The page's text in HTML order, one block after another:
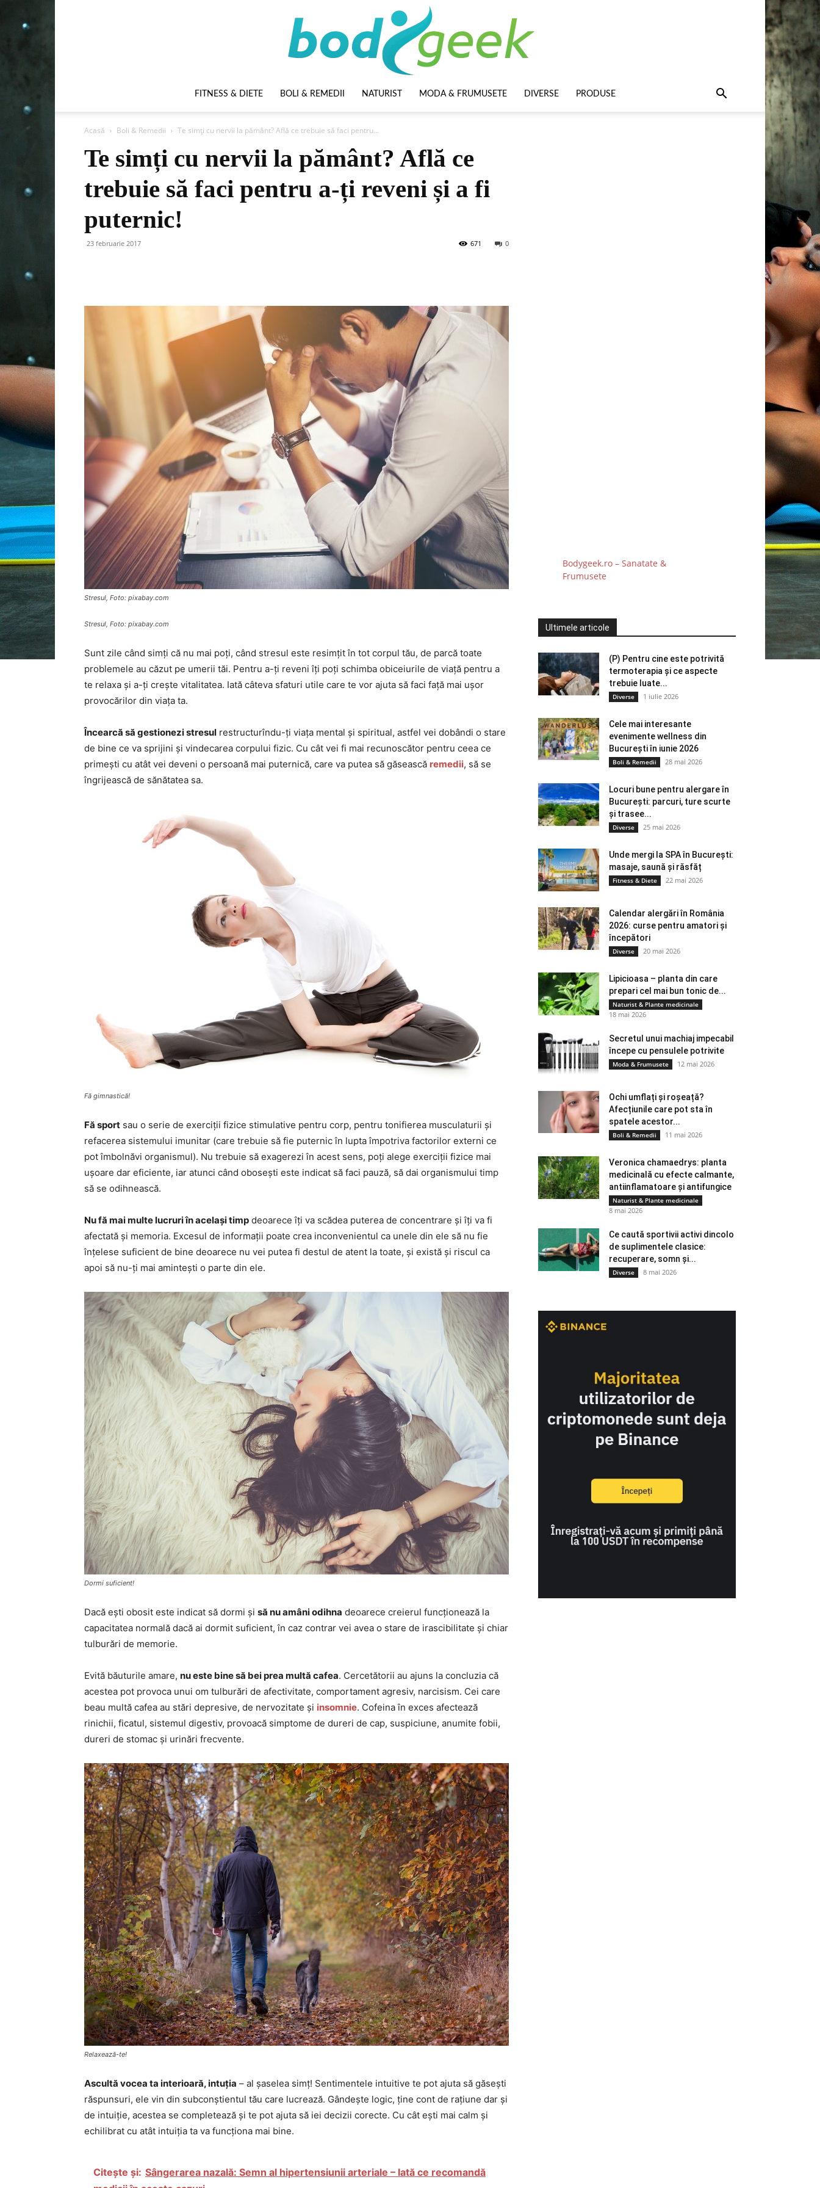
FITNESS & DIETE BOLI & REMEDII NATURIST MODA & FRUMUSETE DIVERSE PRODUSE
Acasă Boli & Remedii Te simți cu nervii la pământ? Află ce trebuie să faci pentru...
Te simți cu nervii la pământ? Află ce
trebuie să faci pentru a-ți reveni și a fi
puternic!
23 februarie 2017 0
671
Stresul, Foto: pixabay.com
Stresul, Foto: pixabay.com
Sunt zile când simți că nu mai poți, când stresul este resimțit în tot corpul tău, de parcă toate
problemele au căzut pe umerii tăi. Pentru a-ți reveni îți poți schimba obiceiurile de viață pentru a
te relaxa și a-ți crește vitalitatea. Iată câteva sfaturi utile care te vor ajuta să faci față mai ușor
provocărilor din viața ta.
Încearcă să gestionezi stresul restructurîndu-ți viața mental și spiritual, astfel vei dobândi o stare
de bine ce va sprijini și vindecarea corpului fizic. Cu cât vei fi mai recunoscător pentru ceea ce
primești cu atât vei deveni o persoană mai puternică, care va putea să găsească remedii, să se
îngrijească de sănătatea sa.
Fă gimnastică!
Fă sport sau o serie de exerciții fizice stimulative pentru corp, pentru tonifierea musculaturii și
refacerea sistemului imunitar (care trebuie să fie puternic în lupta împotriva factorilor externi ce
pot îmbolnăvi organismul). Nu trebuie să exagerezi în acest sens, poți alege exerciții fizice mai
ușoare dar eficiente, iar atunci când obosești este indicat să faci pauză, să dai organismului timp
să se odihnească.
Nu fă mai multe lucruri în același timp deoarece îți va scădea puterea de concentrare și îți va fi
afectată și memoria. Excesul de informații poate crea inconvenientul ca unele din ele să nu fie
înțelese suficient de bine deoarece nu vei putea fi destul de atent la toate, și există și riscul ca
apoi să nu-ți mai amintești o parte din ele.
Dormi suficient!
Dacă ești obosit este indicat să dormi și să nu amâni odihna deoarece creierul funcționează la
capacitatea normală dacă ai dormit suficient, în caz contrar vei avea o stare de irascibilitate și chiar
tulburări de memorie.
Evită băuturile amare, nu este bine să bei prea multă cafea. Cercetătorii au ajuns la concluzia că
acestea pot provoca unui om tulburări de afectivitate, comportament agresiv, narcisism. Cei care
beau multă cafea au stări depresive, de nervozitate și insomnie. Cofeina în exces afectează
rinichii, ficatul, sistemul digestiv, provoacă simptome de dureri de cap, suspiciune, anumite fobii,
dureri de stomac și urinări frecvente.
Relaxează-te!
Ascultă vocea ta interioară, intuția – al șaselea simț! Sentimentele intuitive te pot ajuta să găsești
răspunsuri, ele vin din subconștientul tău care lucrează. Gândește logic, ține cont de rațiune dar și
de intuiție, acestea se completează și te pot ajuta să iei decizii corecte. Cu cât ești mai calm și
echilibrat cu atât intuiția ta va funcționa mai bine.
Citește și: Sângerarea nazală: Semn al hipertensiunii arteriale – Iată ce recomandă
Bodygeek.ro – Sanatate &
Frumusete
Ultimele articole
(P) Pentru cine este potrivită
termoterapia și ce aspecte
trebuie luate...
Diverse 1 iulie 2026
Cele mai interesante
evenimente wellness din
București în iunie 2026
Boli & Remedii 28 mai 2026
Locuri bune pentru alergare în
București: parcuri, ture scurte
și trasee...
Diverse 25 mai 2026
Unde mergi la SPA în București:
masaje, saună și răsfăț
Fitness & Diete 22 mai 2026
Calendar alergări în România
2026: curse pentru amatori și
începători
Diverse 20 mai 2026
Lipicioasa – planta din care
prepari cel mai bun tonic de...
Naturist & Plante medicinale
18 mai 2026
Secretul unui machiaj impecabil
începe cu pensulele potrivite
Moda & Frumusete 12 mai 2026
Ochi umflați și roșeață?
Afecțiunile care pot sta în
spatele acestor...
Boli & Remedii 11 mai 2026
Veronica chamaedrys: planta
medicinală cu efecte calmante,
antiinflamatoare și antifungice
Naturist & Plante medicinale
8 mai 2026
Ce caută sportivii activi dincolo
de suplimentele clasice:
recuperare, somn și...
Diverse 8 mai 2026